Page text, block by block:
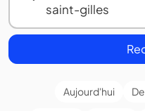
Aujourd'hui